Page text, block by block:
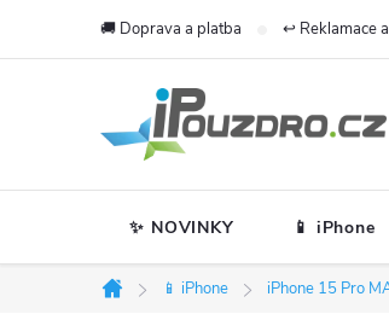
🚚 Doprava a platba ↩️ Reklamace
✨ NOVINKY 📱 iPhone
Domů
📱 iPhone iPhone 15 Pro